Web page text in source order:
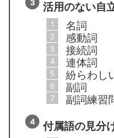
活用のない自
名詞
感動詞
接続詞
連体詞
紛らわし
副詞
副詞練習
付属語の見分